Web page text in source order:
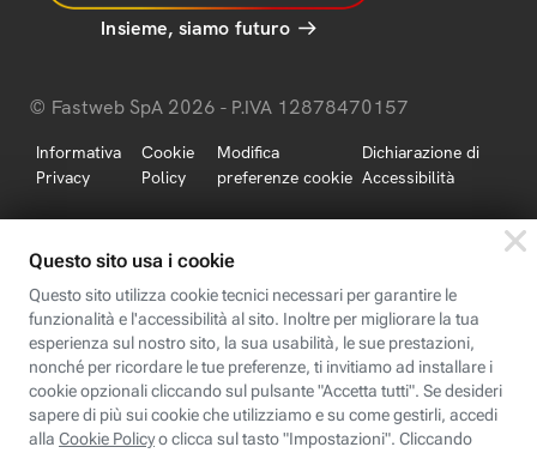
Insieme, siamo futuro
© Fastweb SpA 2026 - P.IVA 12878470157
Informativa
Privacy
Cookie
Policy
Modifica
preferenze cookie
Dichiarazione di
Accessibilità